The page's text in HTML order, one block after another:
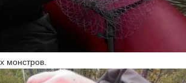
монстров.